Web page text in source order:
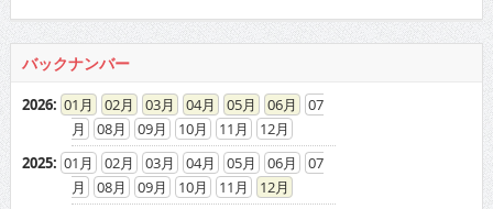
2018:01 02 03 04 05 06
07
08
2017: 01 02 03 04 05 06
07
08
09 10 11
12
2016: 01 02 03 04 05 06
07
08
09 10 11
12